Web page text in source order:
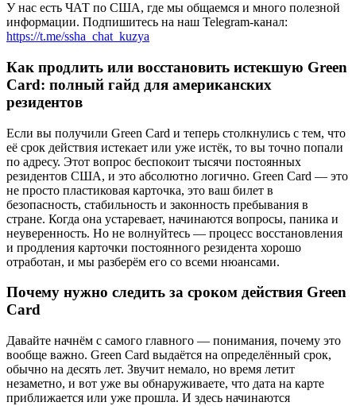
У нас есть ЧАТ по США, где мы общаемся и много полезной
информации. Подпишитесь на наш Telegram-канал:
https://t.me/ssha_chat_kuzya
Как продлить или восстановить истекшую Green
Card: полный гайд для американских
резидентов
Если вы получили Green Card и теперь столкнулись с тем, что
её срок действия истекает или уже истёк, то вы точно попали
по адресу. Этот вопрос беспокоит тысячи постоянных
резидентов США, и это абсолютно логично. Green Card — это
не просто пластиковая карточка, это ваш билет в
безопасность, стабильность и законность пребывания в
стране. Когда она устаревает, начинаются вопросы, паника и
неуверенность. Но не волнуйтесь — процесс восстановления
и продления карточки постоянного резидента хорошо
отработан, и мы разберём его со всеми нюансами.
Почему нужно следить за сроком действия Green
Card
Давайте начнём с самого главного — понимания, почему это
вообще важно. Green Card выдаётся на определённый срок,
обычно на десять лет. Звучит немало, но время летит
незаметно, и вот уже вы обнаруживаете, что дата на карте
приближается или уже прошла. И здесь начинаются